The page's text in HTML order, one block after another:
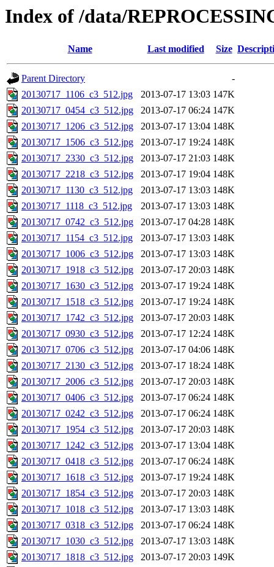
Index of /data/
Name Last modified Size
Parent Directory
-
20130717_1106_c3_512.jpg
2013-07-17 13:03 147K
20130717_0454_c3_512.jpg
2013-07-17 06:24 147K
20130717_1206_c3_512.jpg
2013-07-17 13:04 148K
20130717_1506_c3_512.jpg
2013-07-17 19:24 148K
20130717_2330_c3_512.jpg
2013-07-17 21:03 148K
20130717_2218_c3_512.jpg
2013-07-17 19:04 148K
20130717_1130_c3_512.jpg
2013-07-17 13:03 148K
20130717_1118_c3_512.jpg
2013-07-17 13:03 148K
20130717_0742_c3_512.jpg
2013-07-17 04:28 148K
20130717_1154_c3_512.jpg
2013-07-17 13:03 148K
20130717_1006_c3_512.jpg
2013-07-17 13:03 148K
20130717_1918_c3_512.jpg
2013-07-17 20:03 148K
20130717_1630_c3_512.jpg
2013-07-17 19:24 148K
20130717_1518_c3_512.jpg
2013-07-17 19:24 148K
20130717_1742_c3_512.jpg
2013-07-17 20:03 148K
20130717_0930_c3_512.jpg
2013-07-17 12:24 148K
20130717_0706_c3_512.jpg
2013-07-17 04:06 148K
20130717_2130_c3_512.jpg
2013-07-17 18:24 148K
20130717_2006_c3_512.jpg
2013-07-17 20:03 148K
20130717_0406_c3_512.jpg
2013-07-17 06:24 148K
20130717_0242_c3_512.jpg
2013-07-17 06:24 148K
20130717_1954_c3_512.jpg
2013-07-17 20:03 148K
20130717_1242_c3_512.jpg
2013-07-17 13:04 148K
20130717_0418_c3_512.jpg
2013-07-17 06:24 148K
20130717_1618_c3_512.jpg
2013-07-17 19:24 148K
20130717_1854_c3_512.jpg
2013-07-17 20:03 148K
20130717_1018_c3_512.jpg
2013-07-17 13:03 148K
20130717_0318_c3_512.jpg
2013-07-17 06:24 148K
20130717_1030_c3_512.jpg
2013-07-17 13:03 148K
20130717_1818_c3_512.jpg
2013-07-17 20:03 149K